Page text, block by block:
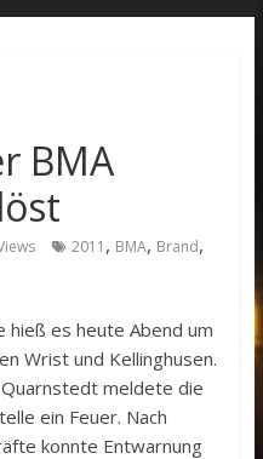
BMA
2011 , BMA, Brand,
hieß es heute Abend um
Wrist und Kellinghusen.
meldete die
ein Feuer. Nach
konnte Entwarnung